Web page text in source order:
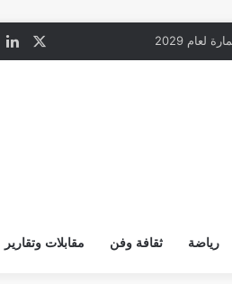
لعام 2029
رياضة ثقافة وفن مقابلات وتقارير